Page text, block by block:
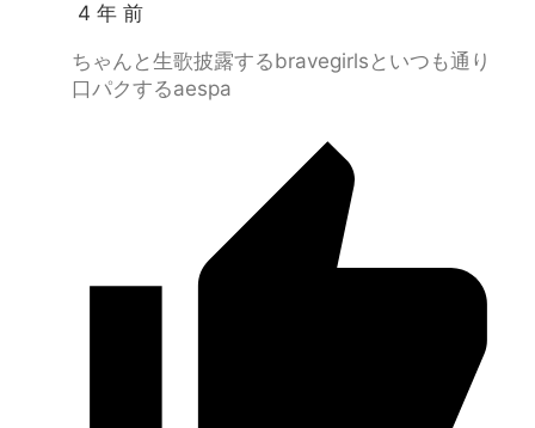
4 年 前
ちゃんと生歌披露するbravegirlsといつも通り
口パクするaespa